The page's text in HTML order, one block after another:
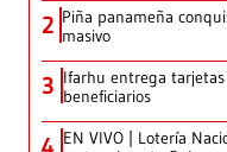
2 Piña panameña
masivo
3 Ifarhu entrega tarjetas
beneficiarios
EN VIVO | Lotería